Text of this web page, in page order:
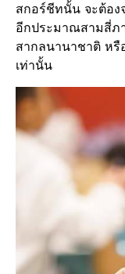
สกอร์ชีทนั้น จะต้อ
อีกประมาณสามสี่ภ
สากลนานาชาติ หรื
เท่านั้น